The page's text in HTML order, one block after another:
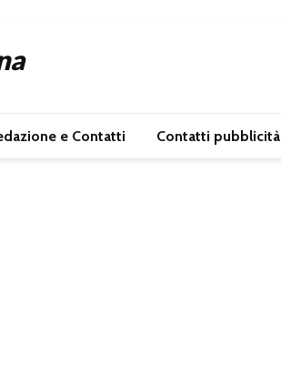
e Contatti Contatti pubblicità